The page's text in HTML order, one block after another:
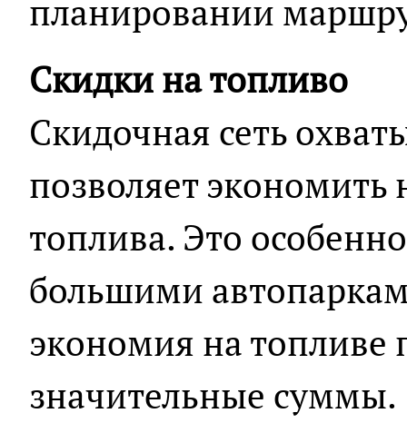
планировании
Скидки на топливо
Скидочная сеть
позволяет
топлива. Это
большими
экономия на топливе
значительные суммы.